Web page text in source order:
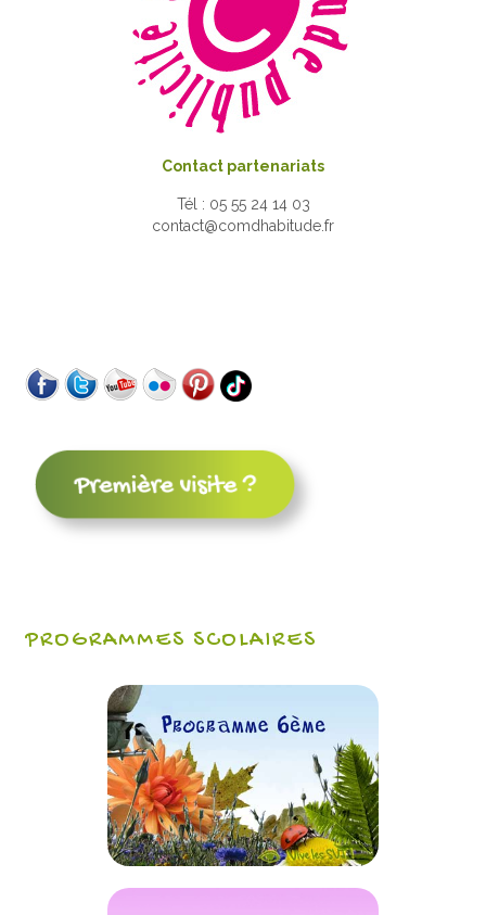
Contact partenariats
Tél : 05 55 24 14 03
contact@comdhabitude.fr
PROGRAMMES SCOLAIRES